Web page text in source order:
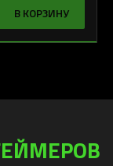
В КОРЗИНУ